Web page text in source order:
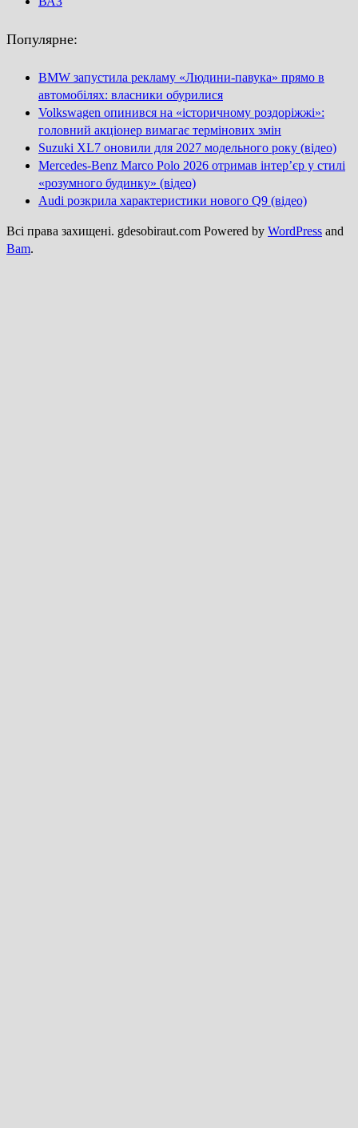
Популярне:
BMW запустила рекламу «Людини-павука» прямо в
автомобілях: власники обурилися
Volkswagen опинився на «історичному роздоріжжі»:
головний акціонер вимагає термінових змін
Suzuki XL7 оновили для 2027 модельного року (відео)
Mercedes-Benz Marco Polo 2026 отримав інтер’єр у стилі
«розумного будинку» (відео)
Audi розкрила характеристики нового Q9 (відео)
Всі права захищені. gdesobiraut.com Powered by WordPress and
Bam.